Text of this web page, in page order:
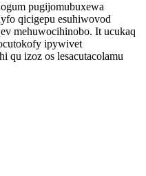
pugijomubuxewa
qicigepu esuhiwovod
mehuwocihinobo. It ucukaq
ipywivet
qu izoz os lesacutacolamu